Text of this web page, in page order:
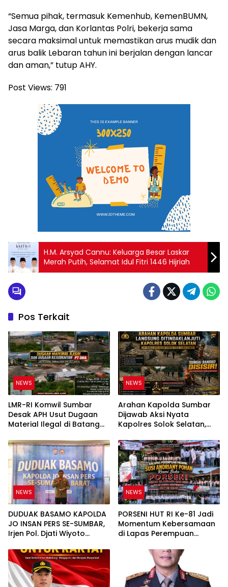
“Semua pihak, termasuk Kemenhub, KemenBUMN,
Jasa Marga, dan Korlantas Polri, bekerja sama
secara maksimal untuk memastikan arus mudik dan
arus balik Lebaran tahun ini berjalan dengan lancar
dan aman,” tutup AHY.
Post Views: 791
H.M. Arsyad Cannu: Keluarga Besar Laskar
Merah Putih, Selamat Idul Fitri 1446 Hijriah
Pos Terkait
NEWS
LMR-RI Komwil Sumbar
Desak APH Usut Dugaan
Material Ilegal di Batang
PT UHA Diminta Diselidiki
Tuntas
NEWS
Arahan Kapolda Sumbar
Dijawab Aksi Nyata
Kapolres Solok Selatan,
Bukan Sekadar Slogan
NEWS
DUDUAK BASAMO KAPOLDA
JO INSAN PERS SE-SUMBAR,
Irjen Pol. Djati Wiyoto
Ruang bagi Pelanggar
Hukum di Internal Polri
NEWS
PORSENI HUT RI Ke-81 Jadi
Momentum Kebersamaan
di Lapas Perempuan